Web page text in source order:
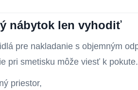
nábytok len vyhodiť
pre nakladanie s objemným
pri smetisku môže viesť k pokute.
priestor,